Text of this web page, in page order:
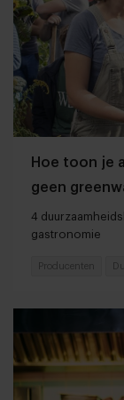
Hoe toon je
geen
4
gastronomie
Producenten